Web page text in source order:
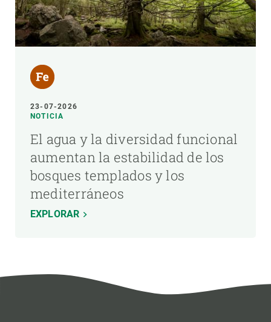
23-07-2026
NOTICIA
El agua y la diversidad funcional
aumentan la estabilidad de los
bosques templados y los
mediterráneos
EXPLORAR